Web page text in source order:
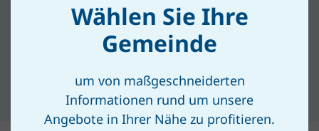
unserer Homepage…
Wählen Sie Ihre
Gemeinde
um von maßgeschneiderten
Informationen rund um unsere
Angebote in Ihrer Nähe zu profitieren.